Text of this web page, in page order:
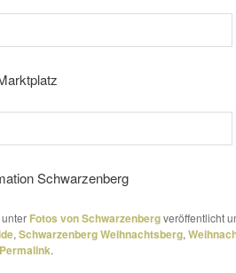
Schwarzenberg
Fotos von Schwarzenbergveröffentlicht
, Schwarzenberg Weihnachtsberg,
Permalink.